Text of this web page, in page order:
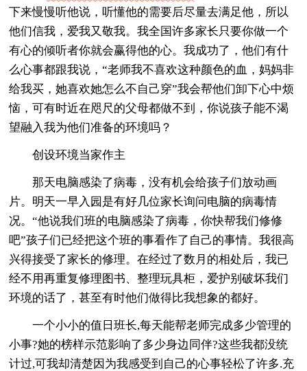
下来慢慢听他说，听懂他的需要后尽量去满足他，所以
他们信我，爱我又敬我。我全国许多家长只要你做一个
有心的倾听者你就会赢得他的心。我成功了，他们有什
么心事都跟我说，“老师我不喜欢这种颜色的血，妈妈非
给我买，她喜欢她怎么不自己穿”我会帮他们卸下心中烦
恼，可有时近在咫尺的父母都做不到，你说孩子能不渴
望融入我为他们准备的环境吗？
创设环境当家作主
那天电脑感染了病毒，没有机会给孩子们放动画
片。明天一早入园是有好几位家长询问电脑的病毒情
况。“他说我们班的电脑感染了病毒，你快帮我们修修
吧”孩子们已经把这个班的事看作了自己的事情。我很高
兴得接受了家长的修理。在经过了数月的相处后，我已
经不用再重复修理图书、整理玩具柜，爱护别破坏我们
环境的话了，甚至有时他们做得比我想象的都好。
一个小小的值日班长,每天能帮老师完成多少管理的
小事?她的榜样示范影响了多少身边同伴?这些我都没统
计过,可我却清楚因为我感受到自己的心事轻松了许多.充